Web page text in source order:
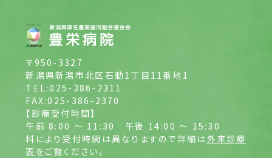
〒950-3327
新潟県新潟市北区石動1丁目11番地1
TEL:025-386-2311
FAX:025-386-2370
【診療受付時間】
午前 8:00 ～ 11:30 午後 14:00 ～ 15:30
科により受付時間は異なりますので詳細は外来診療
表 をご覧ください。